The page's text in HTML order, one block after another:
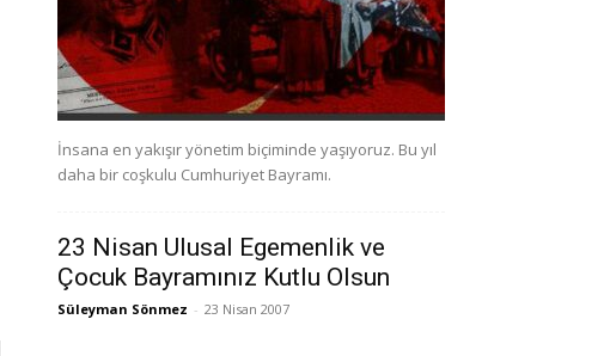
İnsana en yakışır yönetim biçiminde yaşıyoruz. Bu yıl
daha bir coşkulu Cumhuriyet Bayramı.
23 Nisan Ulusal Egemenlik ve
Çocuk Bayramınız Kutlu Olsun
Süleyman Sönmez - 23 Nisan 2007